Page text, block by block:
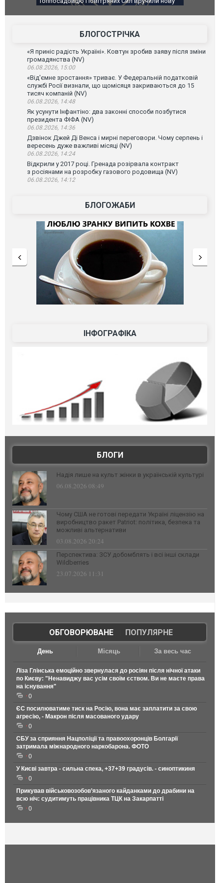
атаку. ВІДЕО
БЛОГОСТРІЧКА
«Я приніс радість Україні». Ковтун зробив заяву після зміни
громадянства (NV)
06.08.2026, 15:00
«Від'ємне зростання» триває. У Федеральній податковій
службі Росії визнали, що щомісяця закриваються до 15
тисяч компаній (NV)
06.08.2026, 14:48
Як усунути Інфантіно: два законні способи позбутися
президента ФІФА (NV)
06.08.2026, 14:36
Дзвінок Джей Ді Венса і мирні переговори. Чому серпень і
вересень дуже важливі місяці (NV)
06.08.2026, 14:24
Відкрили у 2017 році. Гренада розірвала контракт
з росіянами на розробку газового родовища (NV)
06.08.2026, 14:12
БЛОГОЖАБИ
ІНФОГРАФІКА
БЛОГИ
Надія лише на культ жінки в українській культурі
06.08.2026 08:49
Чому США не готові передати Україні ліцензію на
виробництво ракет Patriot: політика, безпека та
можливі альтернативи
03.08.2026 20:24
Перспектива: ЗСУ добомблять і всі інші склади
Wildberries
23.07.2026 11:31
ОБГОВОРЮВАНЕ| ПОПУЛЯРНЕ
День Місяць За весь час
Ліза Глінська емоційно звернулася до росіян після нічної атаки
по Києву: "Ненавиджу вас усім своїм єством. Ви не маєте права
на існування"
0
ЄС посилюватиме тиск на Росію, вона має заплатити за свою
агресію, - Макрон після масованого удару
0
СБУ за сприяння Нацполіції та правоохоронців Болгарії
затримала міжнародного наркобарона. ФОТО
0
У Києві завтра - сильна спека, +37+39 градусів. - синоптикиня
0
Прикував військовозобов’язаного кайданками до драбини на
всю ніч: судитимуть працівника ТЦК на Закарпатті
0